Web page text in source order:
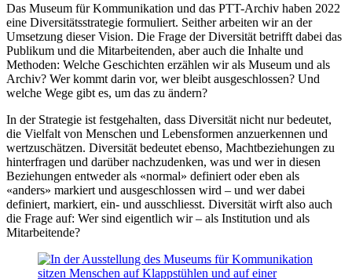
Das Museum für Kommunikation und das PTT-Archiv haben 2022
eine Diversitätsstrategie formuliert. Seither arbeiten wir an der
Umsetzung dieser Vision. Die Frage der Diversität betrifft dabei das
Publikum und die Mitarbeitenden, aber auch die Inhalte und
Methoden: Welche Geschichten erzählen wir als Museum und als
Archiv? Wer kommt darin vor, wer bleibt ausgeschlossen? Und
welche Wege gibt es, um das zu ändern?
In der Strategie ist festgehalten, dass Diversität nicht nur bedeutet,
die Vielfalt von Menschen und Lebensformen anzuerkennen und
wertzuschätzen. Diversität bedeutet ebenso, Machtbeziehungen zu
hinterfragen und darüber nachzudenken, was und wer in diesen
Beziehungen entweder als «normal» definiert oder eben als
«anders» markiert und ausgeschlossen wird – und wer dabei
definiert, markiert, ein- und ausschliesst. Diversität wirft also auch
die Frage auf: Wer sind eigentlich wir – als Institution und als
Mitarbeitende?